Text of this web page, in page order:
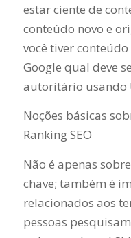
estar ciente de
conteúdo novo e
você tiver
Google qual deve
autoritário usando
Noções básicas
Ranking SEO
Não é apenas
chave; também é
relacionados aos
pessoas